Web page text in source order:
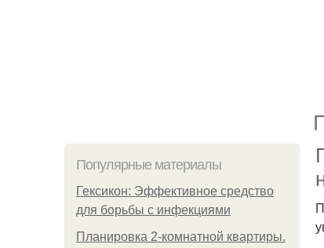
Популярные материалы
Гексикон: Эффективное средство
для борьбы с инфекциями
Планировка 2-комнатной квартиры.